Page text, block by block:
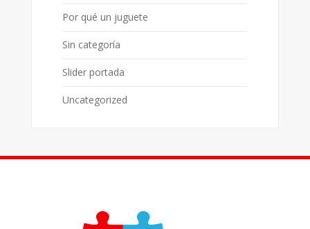
Por qué un juguete
Sin categoría
Slider portada
Uncategorized